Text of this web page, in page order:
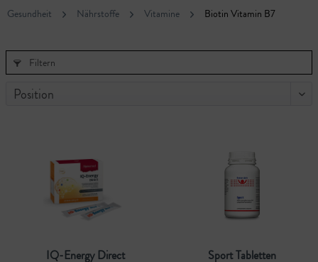
Gesundheit Nährstoffe Vitamine Biotin Vitamin B7
Filtern
IQ-Energy Direct Sport Tabletten